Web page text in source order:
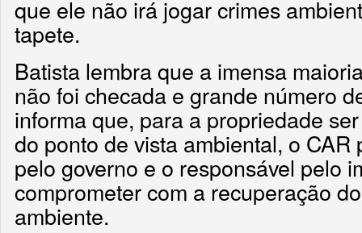
que ele não irá jogar crimes
tapete.
Batista lembra que a imensa
não foi checada e grande número
informa que, para a propriedade
do ponto de vista ambiental, o CAR
pelo governo e o responsável pelo
comprometer com a recuperação
ambiente.